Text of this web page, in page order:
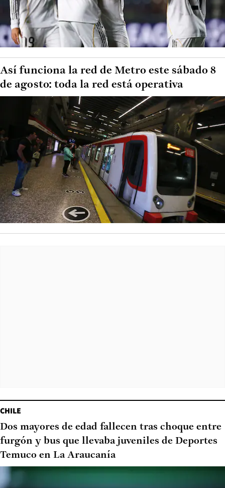
Así funciona la red de Metro este sábado 8
de agosto: toda la red está operativa
CHILE
Dos mayores de edad fallecen tras choque entre
furgón y bus que llevaba juveniles de Deportes
Temuco en La Araucanía